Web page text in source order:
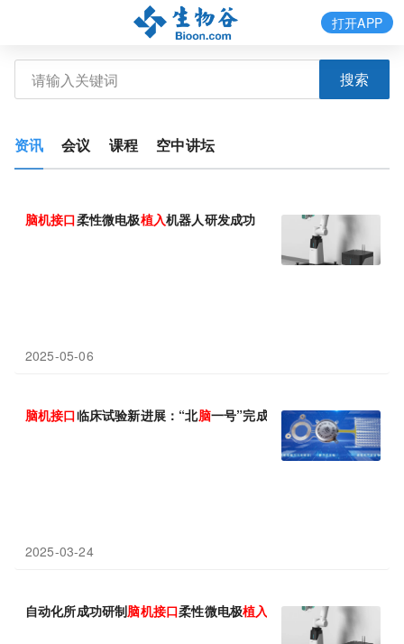
搜索
打开APP
资讯 会议 课程 空中讲坛
脑机接口柔性微电极植入机器人研发成功
2025-05-06
脑机接口临床试验新进展：“北脑一号”完成国际首批柔性高通量半
2025-03-24
自动化所成功研制脑机接口柔性微电极植入 机器人CyberSense